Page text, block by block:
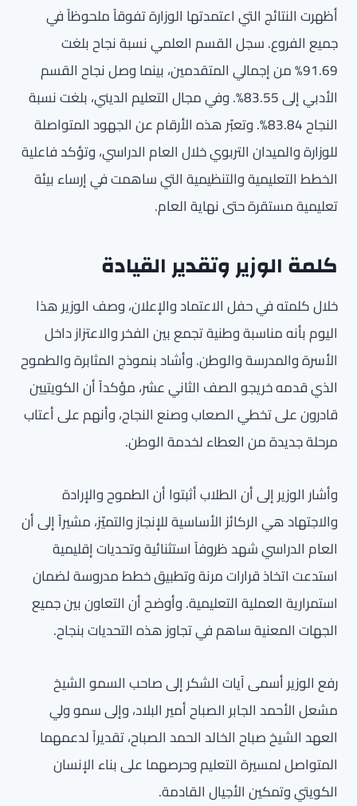
أظهرت النتائج التي اعتمدتها الوزارة تفوقاً ملحوظاً في
جميع الفروع. سجل القسم العلمي نسبة نجاح بلغت
91.69% من إجمالي المتقدمين، بينما وصل نجاح القسم
الأدبي إلى 83.55%. وفي مجال التعليم الديني، بلغت نسبة
النجاح 83.84%. وتعبّر هذه الأرقام عن الجهود المتواصلة
للوزارة والميدان التربوي خلال العام الدراسي، وتؤكد فاعلية
الخطط التعليمية والتنظيمية التي ساهمت في إرساء بيئة
تعليمية مستقرة حتى نهاية العام.
كلمة الوزير وتقدير القيادة
خلال كلمته في حفل الاعتماد والإعلان، وصف الوزير هذا
اليوم بأنه مناسبة وطنية تجمع بين الفخر والاعتزاز داخل
الأسرة والمدرسة والوطن. وأشاد بنموذج المثابرة والطموح
الذي قدمه خريجو الصف الثاني عشر، مؤكداً أن الكويتيين
قادرون على تخطي الصعاب وصنع النجاح، وأنهم على أعتاب
مرحلة جديدة من العطاء لخدمة الوطن.
وأشار الوزير إلى أن الطلاب أثبتوا أن الطموح والإرادة
والاجتهاد هي الركائز الأساسية للإنجاز والتميّز، مشيراً إلى أن
العام الدراسي شهد ظروفاً استثنائية وتحديات إقليمية
استدعت اتخاذ قرارات مرنة وتطبيق خطط مدروسة لضمان
استمرارية العملية التعليمية. وأوضح أن التعاون بين جميع
الجهات المعنية ساهم في تجاوز هذه التحديات بنجاح.
رفع الوزير أسمى آيات الشكر إلى صاحب السمو الشيخ
مشعل الأحمد الجابر الصباح أمير البلاد، وإلى سمو ولي
العهد الشيخ صباح الخالد الحمد الصباح، تقديراً لدعمهما
المتواصل لمسيرة التعليم وحرصهما على بناء الإنسان
الكويتي وتمكين الأجيال القادمة.